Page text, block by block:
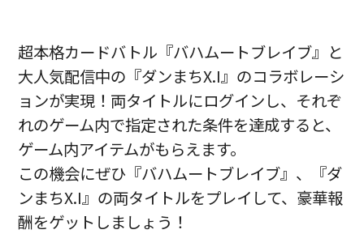
超本格カードバトル『バハムートブレイブ』と
大人気配信中の『ダンまちX.I』のコラボレーシ
ョンが実現！両タイトルにログインし、それぞ
れのゲーム内で指定された条件を達成すると、
ゲーム内アイテムがもらえます。
この機会にぜひ『バハムートブレイブ』、『ダ
ンまちX.I』の両タイトルをプレイして、豪華報
酬をゲットしましょう！